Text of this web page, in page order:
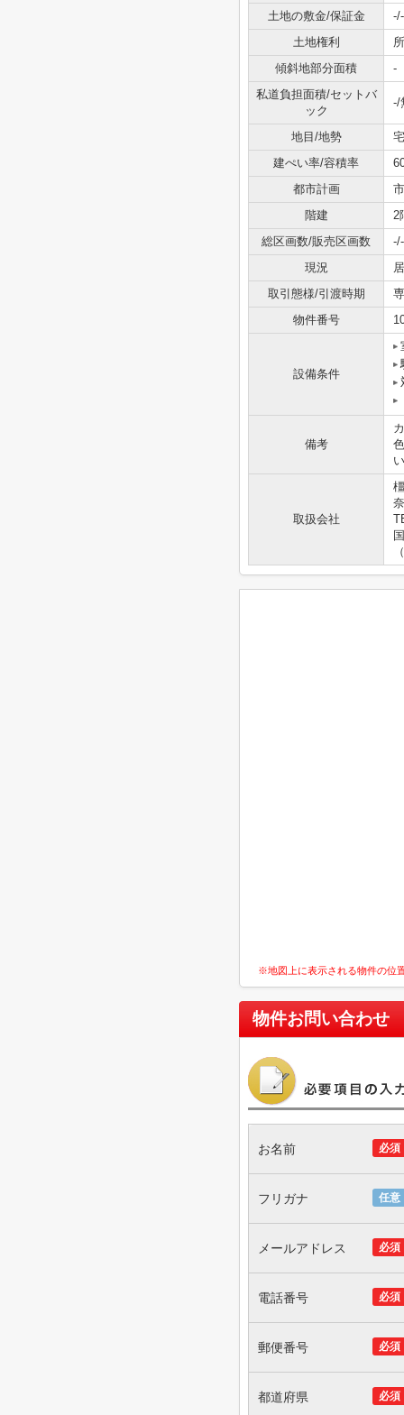
土地の敷金/保証金
-/-
土地権利
傾斜地部分面積
-
私道負担面積/セットバ
ック
-/
地目/地勢
建ぺい率/容積率
都市計画
階建
2
総区画数/販売区画数
-/-
現況
取引態様/引渡時期
物件番号
設備条件
備考
取扱会社
※地図上に表示される物件の位
物件お問い合わせ
必須
お名前
任意
フリガナ
必須
メールアドレス
必須
電話番号
必須
郵便番号
必須
都道府県